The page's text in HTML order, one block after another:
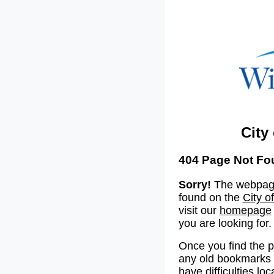
City
404 Page Not
Sorry! The
found on the City
visit our homepage
you are looking for.
Once you find the
any old
have difficulties